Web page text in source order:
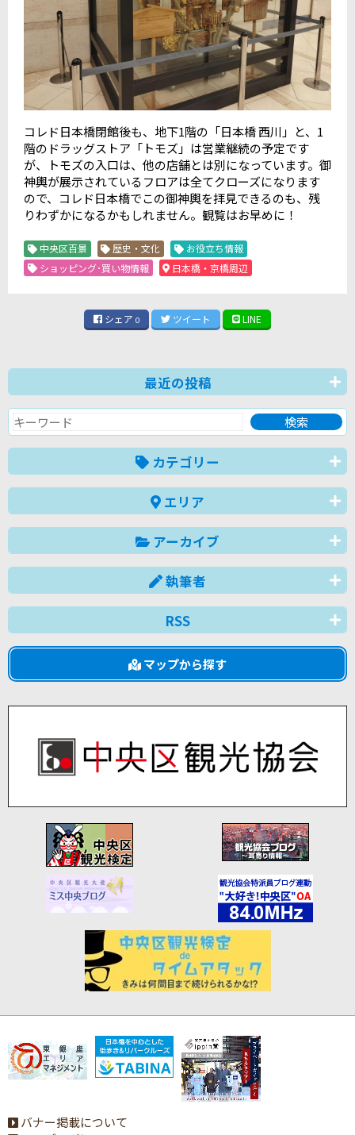
コレド日本橋閉館後も、地下1階の「日本橋 西川」と、 1
階のドラッグストア「トモズ」は営業継続の予定です
が、トモズの入口は、他の店舗とは別になっています。御
神輿が展示されているフロアは全てクローズになります
ので、コレド日本橋でこの御神輿を拝見できるのも、残
りわずかになるかもしれません。観覧はお早めに！
中央区百景 歴史・文化
お役立ち情報
ショッピング･買い物情報
日本橋・京橋周辺
シェア 0 ツイート LINE
最近の投稿
カテゴリー
エリア
アーカイブ
執筆者
RSS
マップから探す
バナー掲載について